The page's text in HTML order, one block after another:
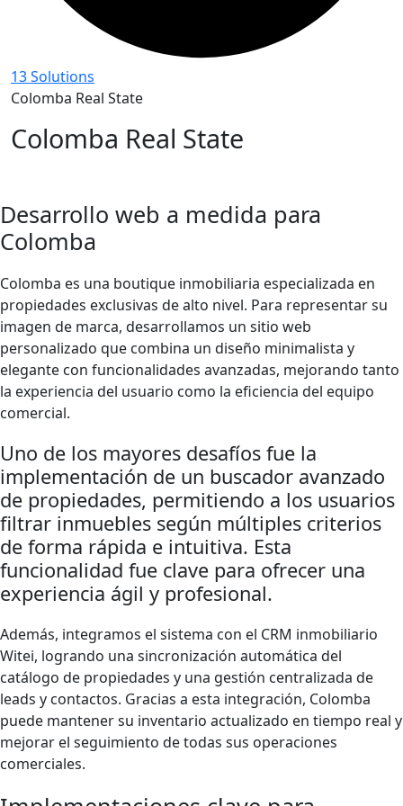
13 Solutions
Colomba Real State
Colomba Real State
Desarrollo web a medida para
Colomba
Colomba es una boutique inmobiliaria especializada en
propiedades exclusivas de alto nivel. Para representar su
imagen de marca, desarrollamos un sitio web
personalizado que combina un diseño minimalista y
elegante con funcionalidades avanzadas, mejorando tanto
la experiencia del usuario como la eficiencia del equipo
comercial.
Uno de los mayores desafíos fue la
implementación de un buscador avanzado
de propiedades, permitiendo a los usuarios
filtrar inmuebles según múltiples criterios
de forma rápida e intuitiva. Esta
funcionalidad fue clave para ofrecer una
experiencia ágil y profesional.
Además, integramos el sistema con el CRM inmobiliario
Witei, logrando una sincronización automática del
catálogo de propiedades y una gestión centralizada de
leads y contactos. Gracias a esta integración, Colomba
puede mantener su inventario actualizado en tiempo real y
mejorar el seguimiento de todas sus operaciones
comerciales.